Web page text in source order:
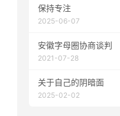
保持专注
2025-06-07
安徽字母圈协商谈判
2021-07-28
关于自己的阴暗面
2025-02-02